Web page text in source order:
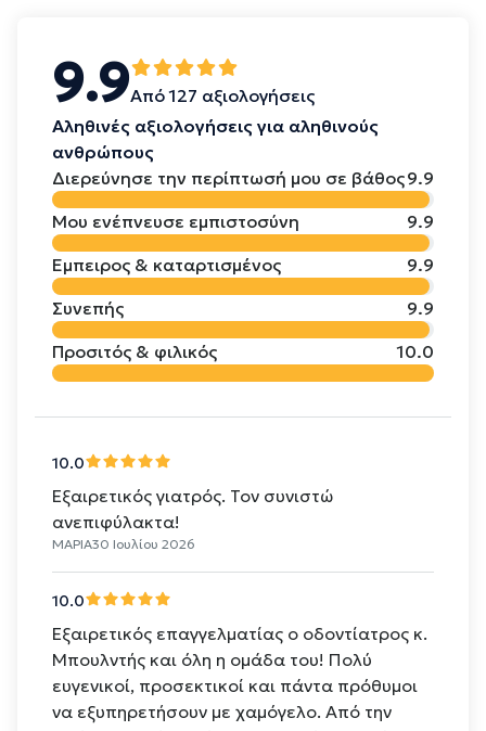
9.9Από 127 αξιολογήσεις
Αληθινές αξιολογήσεις για αληθινούς
ανθρώπους
Διερεύνησε την περίπτωσή μου σε βάθος9.9
Μου ενέπνευσε εμπιστοσύνη
9.9
Έμπειρος & καταρτισμένος
9.9
Συνεπής
9.9
Προσιτός & φιλικός
10.0
10.0
Εξαιρετικός γιατρός. Τον συνιστώ
ανεπιφύλακτα!
ΜΑΡΙΑ30 Ιουλίου 2026
10.0
Εξαιρετικός επαγγελματίας ο οδοντίατρος κ.
Μπουλντής και όλη η ομάδα του! Πολύ
ευγενικοί, προσεκτικοί και πάντα πρόθυμοι
να εξυπηρετήσουν με χαμόγελο. Από την